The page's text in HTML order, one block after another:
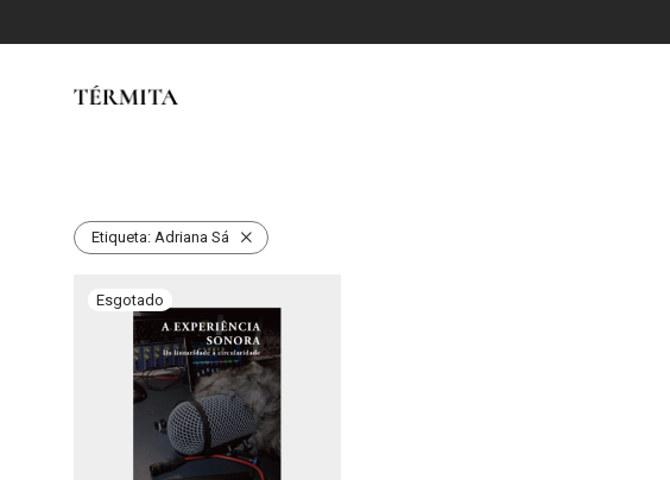
Etiqueta: Adriana Sá